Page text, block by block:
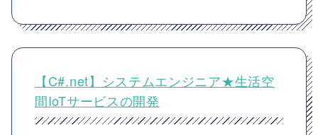
【C#.net】システムエンジニア★生活空
間IoTサービスの開発